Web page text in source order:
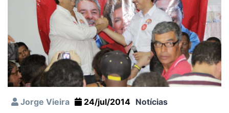
Jorge Vieira 24/jul/2014 Notícias